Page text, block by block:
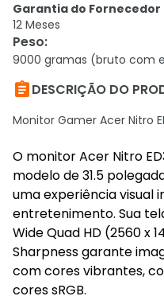
Garantia do Fornecedor
12 Meses
Peso:
9000 gramas (bruto com
DESCRIÇÃO DO
Monitor Gamer Acer Nitro
O monitor Acer Nitro
modelo de 31.5
uma experiência visual
entretenimento. Sua
Wide Quad HD (2560 x
Sharpness garante
com cores vibrantes,
cores sRGB.